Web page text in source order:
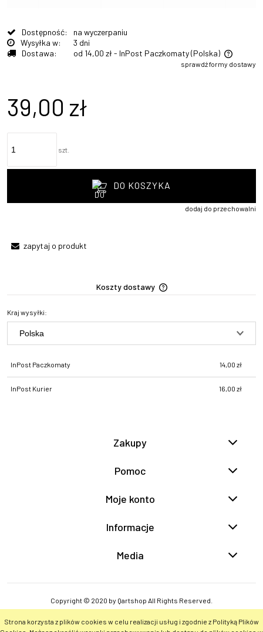
Strona korzysta z plików cookies w celu realizacji usług i zgodnie z Polityką Plików
Dostępność:
na wyczerpaniu
Wysyłka w:
3 dni
Dostawa:
od 14,00 zł- InPost Paczkomaty(Polska)
Cena nie zawiera ewentualnych kosztów płatnościsprawdź formy dostawy
39,00 zł
szt.
DO KOSZYKA
dodaj do przechowalni
zapytaj o produkt
Koszty dostawy
Kraj wysyłki:
InPost Paczkomaty 14,00 zł
InPost Kurier 16,00 zł
Zakupy
Pomoc
Moje konto
Informacje
Media
Copyright © 2020 by Qartshop All Rights Reserved.
POKAŻ PEŁNĄ WERSJĘ STRONY